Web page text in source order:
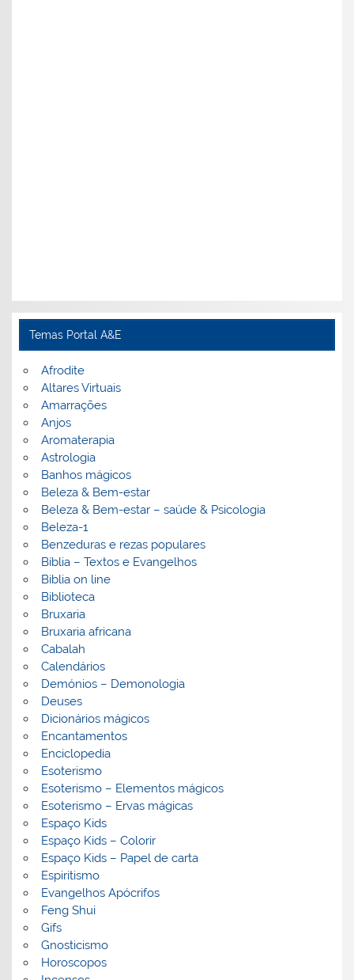
Temas Portal A&E
Afrodite
Altares Virtuais
Amarrações
Anjos
Aromaterapia
Astrologia
Banhos mágicos
Beleza & Bem-estar
Beleza & Bem-estar – saúde & Psicologia
Beleza-1
Benzeduras e rezas populares
Bíblia – Textos e Evangelhos
Biblia on line
Biblioteca
Bruxaria
Bruxaria africana
Cabalah
Calendários
Demónios – Demonologia
Deuses
Dicionários mágicos
Encantamentos
Enciclopedia
Esoterismo
Esoterismo – Elementos mágicos
Esoterismo – Ervas mágicas
Espaço Kids
Espaço Kids – Colorir
Espaço Kids – Papel de carta
Espiritismo
Evangelhos Apócrifos
Feng Shui
Gifs
Gnosticismo
Horoscopos